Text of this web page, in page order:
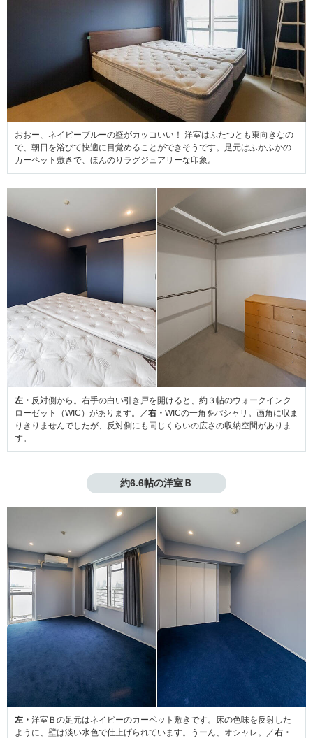
おおー、ネイビーブルーの壁がカッコいい！ 洋室はふたつとも東向きなの
で、朝日を浴びて快適に目覚めることができそうです。足元はふかふかの
カーペット敷きで、ほんのりラグジュアリーな印象。
左・ 反対側から。右手の白い引き戸を開けると、約３帖のウォークインク
ローゼット（WIC）があります。／右・ WICの一角をパシャリ。画角に収ま
りきりませんでしたが、反対側にも同じくらいの広さの収納空間がありま
す。
約6.6帖の洋室Ｂ
左・ 洋室Ｂの足元はネイビーのカーペット敷きです。床の色味を反射した
ように、壁は淡い水色で仕上げられています。うーん、オシャレ。／右・